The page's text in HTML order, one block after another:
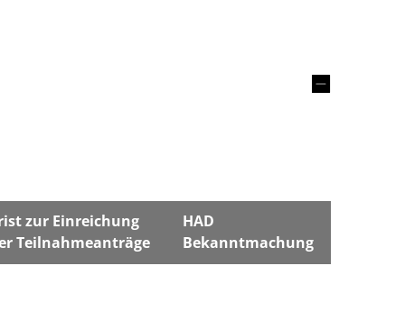
zur Einreichung
Teilnahmeanträge
HAD
Bekanntmachung